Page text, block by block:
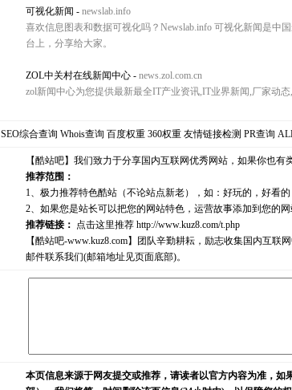
可视化新闻 - newslab.info
喜欢信息图表和数据可视化吗？Newslab.info 可视化新闻是中
台上，分享给大家。
ZOL中关村在线新闻中心 - news.zol.com.cn
zol新闻中心为您提供最新最全IT产业资讯,IT业界新闻,厂家动
SEO综合查询 Whois查询 百度权重 360权重 友情链接检测 PR查询
【酷站吧】我们致力于分享国内互联网优秀网站，如果你也
推荐范围：
1、极力推荐特色酷站（不论站点新老），如：好玩的，好看
2、如果您是站长可以把您的网站特色，运营故事添加到您的
推荐链接： 点击这里推荐 http://www.kuz8.com/t.php
【酷站吧-www.kuz8.com】团队辛勤耕耘，励志收集国内互
邮件联系我们(邮箱地址见页面底部)。
本页信息来源于网友提交或推荐，请读者以官方内容为准，